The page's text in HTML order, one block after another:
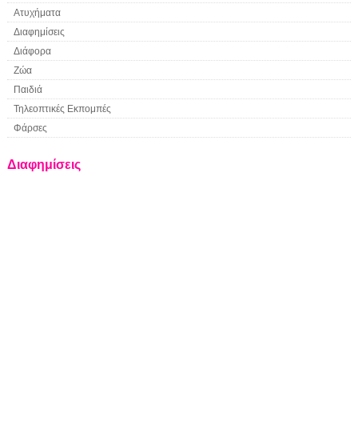
Ατυχήματα
Διαφημίσεις
Διάφορα
Ζώα
Παιδιά
Τηλεοπτικές Εκπομπές
Φάρσες
Διαφημίσεις